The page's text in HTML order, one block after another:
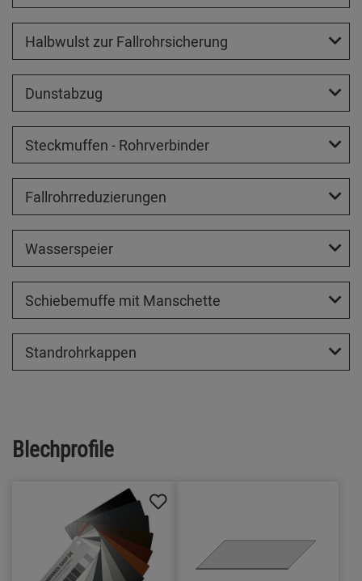
Halbwulst zur Fallrohrsicherung
Dunstabzug
Steckmuffen - Rohrverbinder
Fallrohrreduzierungen
Wasserspeier
Schiebemuffe mit Manschette
Standrohrkappen
Blechprofile